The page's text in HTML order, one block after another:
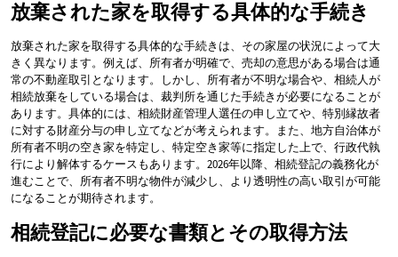
放棄された家を取得する具体的な手続き
放棄された家を取得する具体的な手続きは、その家屋の状況によって大
きく異なります。例えば、所有者が明確で、売却の意思がある場合は通
常の不動産取引となります。しかし、所有者が不明な場合や、相続人が
相続放棄をしている場合は、裁判所を通じた手続きが必要になることが
あります。具体的には、相続財産管理人選任の申し立てや、特別縁故者
に対する財産分与の申し立てなどが考えられます。また、地方自治体が
所有者不明の空き家を特定し、特定空き家等に指定した上で、行政代執
行により解体するケースもあります。2026年以降、相続登記の義務化が
進むことで、所有者不明な物件が減少し、より透明性の高い取引が可能
になることが期待されます。
相続登記に必要な書類とその取得方法